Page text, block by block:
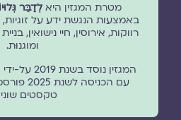
מטרת המגזין היאלְדַבֵּר
באמצעות הנגשת ידע על זוגיות,
רווקות, אירוסין, חיי נישואין,
ומוגנוּת.
המגזין נוסד
טקסטים